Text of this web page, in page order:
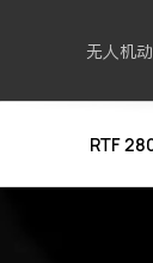
无人机
RTF